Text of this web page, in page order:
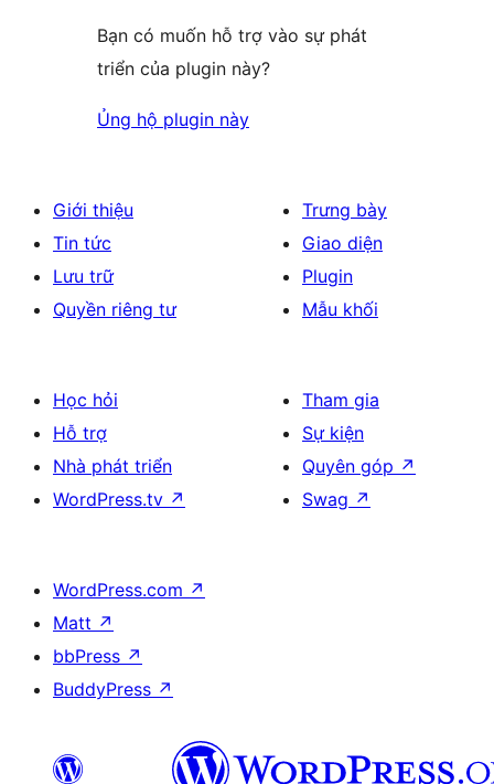
Bạn có muốn hỗ trợ vào sự phát
triển của plugin này?
Ủng hộ plugin này
Giới thiệu
Tin tức
Lưu trữ
Quyền riêng tư
Trưng bày
Giao diện
Plugin
Mẫu khối
Học hỏi
Hỗ trợ
Nhà phát triển
WordPress.tv ↗
Tham gia
Sự kiện
Quyên góp ↗
Swag ↗
WordPress.com ↗
Matt ↗
bbPress ↗
BuddyPress ↗